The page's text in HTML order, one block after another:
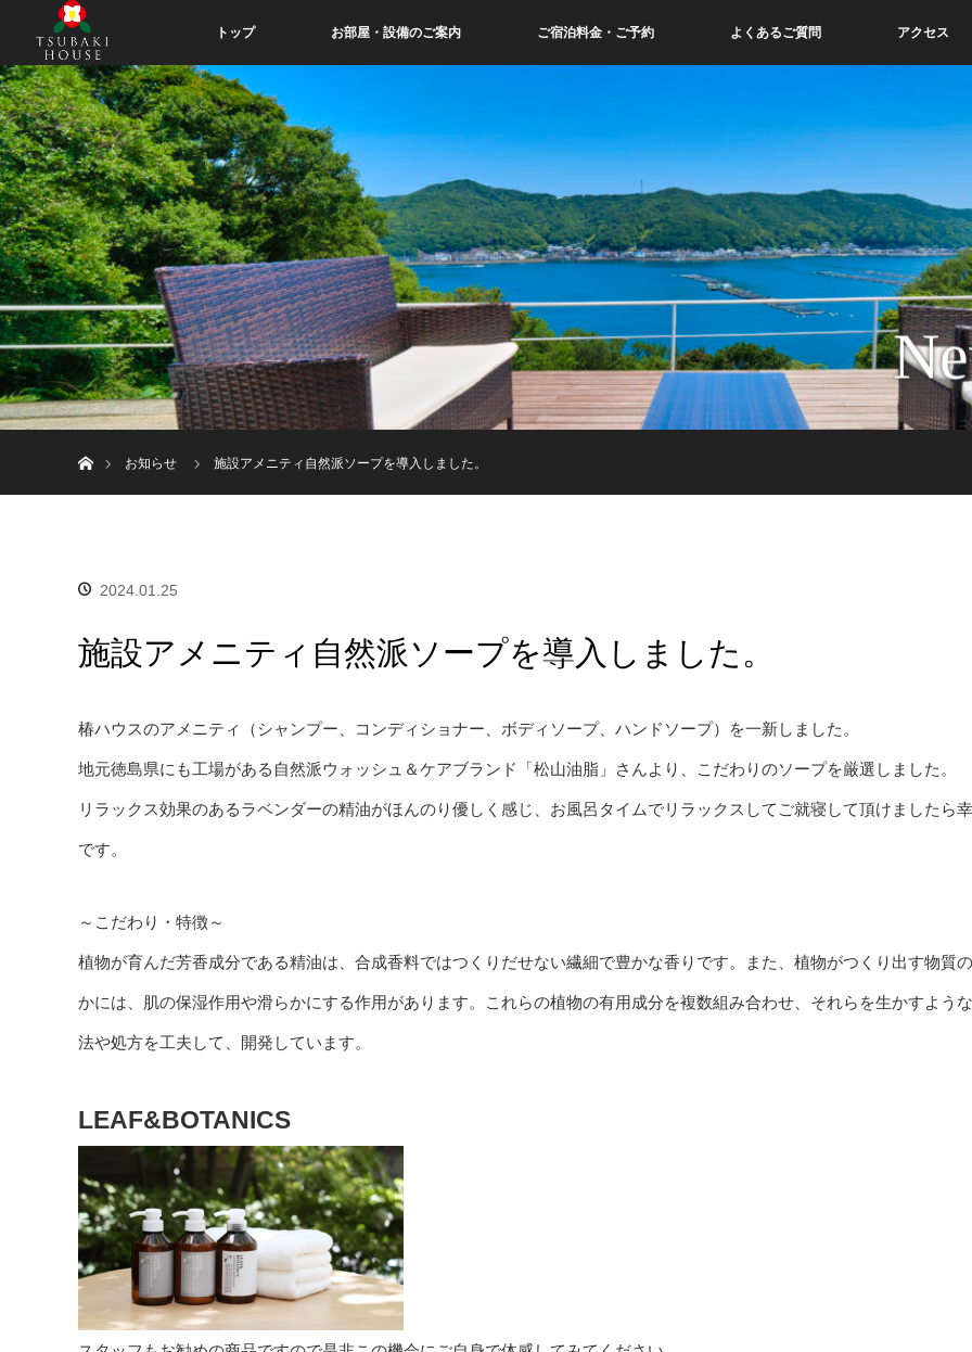
トップ お部屋・設備のご案内 ご宿泊料金・ご予約 よくあるご質問 アクセス
お知らせ
施設アメニティ自然派ソープを導入しました。
2024.01.25
施設アメニティ自然派ソープを導入しました。
椿ハウスのアメニティ（シャンプー、コンディショナー、ボディソープ、ハンドソープ）を一新しました。
地元徳島県にも工場がある自然派ウォッシュ＆ケアブランド「松山油脂」さんより、こだわりのソープを厳選しました。
リラックス効果のあるラベンダーの精油がほんのり優しく感じ、お風呂タイムでリラックスしてご就寝して頂けましたら
です。
～こだわり・特徴～
植物が育んだ芳香成分である精油は、合成香料ではつくりだせない繊細で豊かな香りです。また、植物がつくり出す物質
かには、肌の保湿作用や滑らかにする作用があります。これらの植物の有用成分を複数組み合わせ、それらを生かすよう
法や処方を工夫して、開発しています。
LEAF&BOTANICS